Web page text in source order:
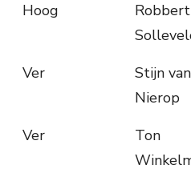
Hoog
Robbert
Ver
Stijn van
Nierop
Ver
Ton